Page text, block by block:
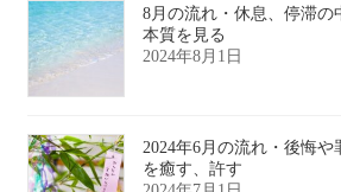
8月の流れ・休息、停滞の
本質を見る
2024年8月1日
2024年6月の流れ・後悔や
を癒す、許す